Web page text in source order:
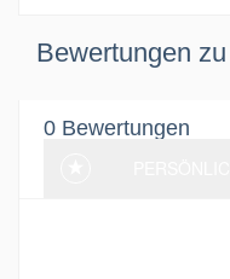
Bewertungen
0 Bewertungen